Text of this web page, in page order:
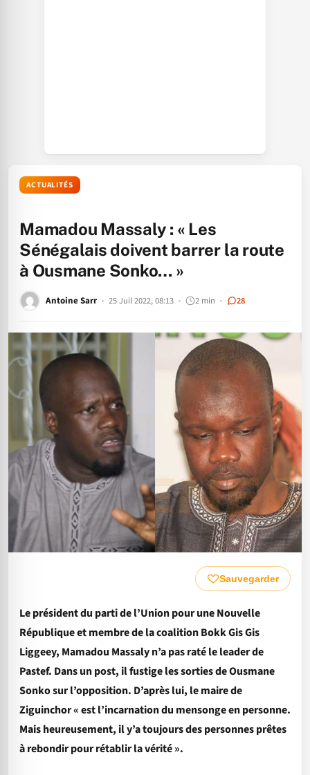
ACTUALITÉS
Mamadou Massaly : « Les
Sénégalais doivent barrer la route
à Ousmane Sonko… »
Antoine Sarr 25 Juil 2022, 08:13 2 min 28
Sauvegarder
Le président du parti de l’Union pour une Nouvelle
République et membre de la coalition Bokk Gis Gis
Liggeey, Mamadou Massaly n’a pas raté le leader de
Pastef. Dans un post, il fustige les sorties de Ousmane
Sonko sur l’opposition. D’après lui, le maire de
Ziguinchor « est l’incarnation du mensonge en personne.
Mais heureusement, il y’a toujours des personnes prêtes
à rebondir pour rétablir la vérité ».